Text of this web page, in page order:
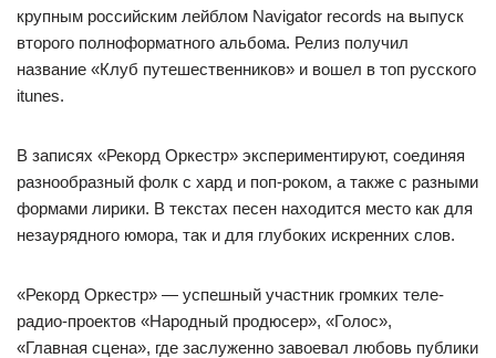
крупным российским лейблом Navigator records на выпуск
второго полноформатного альбома. Релиз получил
название «Клуб путешественников» и вошел в топ русского
itunes.
В записях «Рекорд Оркестр» экспериментируют, соединяя
разнообразный фолк с хард и поп-роком, а также с разными
формами лирики. В текстах песен находится место как для
незаурядного юмора, так и для глубоких искренних слов.
«Рекорд Оркестр» — успешный участник громких теле-
радио-проектов «Народный продюсер», «Голос»,
«Главная сцена», где заслуженно завоевал любовь публики